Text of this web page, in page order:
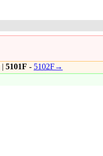
| 5101F - 5102F→